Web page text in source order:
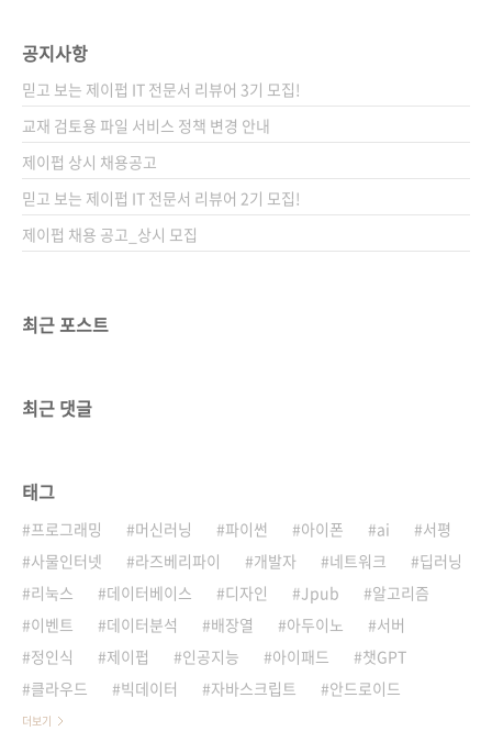
이 책에서 제공하는 다양하면서도 실용적인 기
나 자바의 API에 있는 상당수의 라이브러리들이
이 책에 나온 기법들을 인용하여 라이브러리로
제공하고 있다고 합니다. 그래서 보안 담당자들
뿐만 아니라 임베디드나 모바일 관련 개발자들
에게도 유용한 책이 되리라 봅니다. 참고로, 이번
2판은 오랫동안 IT ..
공지사항
믿고 보는 제이펍 IT 전문서 리뷰어 3기 모집!
교재 검토용 파일 서비스 정책 변경 안내
제이펍 상시 채용공고
믿고 보는 제이펍 IT 전문서 리뷰어 2기 모집!
제이펍 채용 공고_상시 모집
최근 포스트
최근 댓글
태그
프로그래밍 머신러닝 파이썬 아이폰 ai
서평
사물인터넷
라즈베리파이 개발자 네트워크
딥러닝
리눅스
데이터베이스 디자인 Jpub
알고리즘
이벤트
데이터분석 배장열 아두이노
서버
정인식
제이펍 인공지능 아이패드
챗GPT
클라우드
빅데이터 자바스크립트 안드로이드
더보기